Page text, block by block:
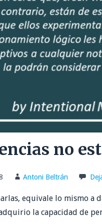
no
Antoni Beltrán
equivale lo mismo a
la capacidad de